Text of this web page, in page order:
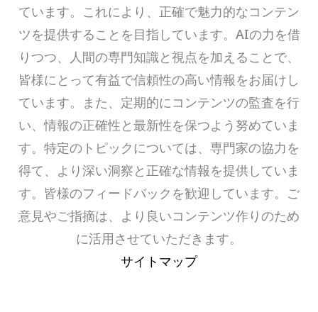
ています。これにより、正確で魅力的なコンテン
ツを提供することを目指しています。AIの力を借
りつつ、人間の専門知識と視点を加えることで、
皆様にとって有益で信頼性の高い情報をお届けし
ています。また、定期的にコンテンツの監査を行
い、情報の正確性と最新性を保つよう努めていま
す。特定のトピックについては、専門家の協力を
得て、より深い洞察と正確な情報を提供していま
す。皆様のフィードバックを歓迎しています。ご
意見やご指摘は、より良いコンテンツ作りのため
に活用させていただきます。
サイトマップ